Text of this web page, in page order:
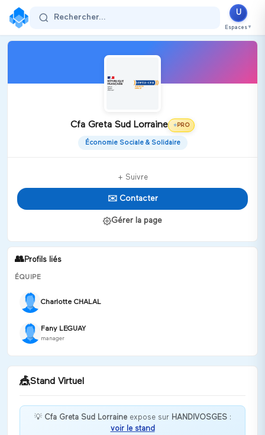
Rechercher...
U
Espaces ▼
Cfa Greta Sud Lorraine ⭐ PRO
Économie Sociale & Solidaire
+ Suivre
✉️ Contacter
Gérer la page
👥Profils liés
ÉQUIPE
Charlotte CHALAL
Fany LEGUAY
manager
🎪Stand Virtuel
Bonjour ! Merci de votre visite sur le stand du
💡 Cfa Greta Sud Lorraineexpose sur HANDIVOSGES:
voir le stand